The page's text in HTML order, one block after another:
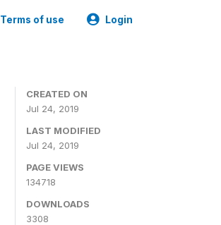
Terms of use Login
CREATED ON
Jul 24, 2019
LAST MODIFIED
Jul 24, 2019
PAGE VIEWS
134718
DOWNLOADS
3308